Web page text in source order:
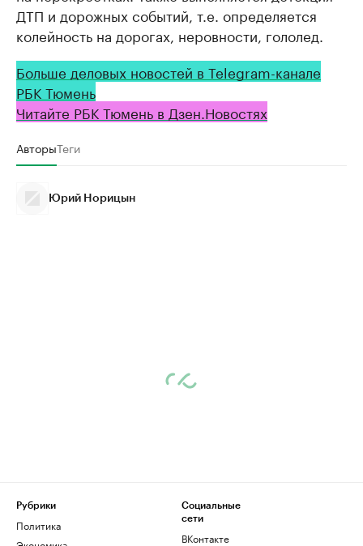
ДТП и дорожных событий, т.е. определяется
колейность на дорогах, неровности, гололед.
Больше деловых новостей в Telegram-канале
РБК Тюмень
Читайте РБК Тюмень в Дзен.Новостях
АвторыТеги
Юрий Норицын
Рубрики
Политика
Социальные
сети
ВКонтакте